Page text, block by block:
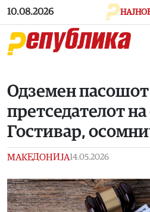
Skip to main content
10.08.2026
Одземен пасошот
претседателот на
Гостивар,
МАКЕДОНИЈА14.05.2026